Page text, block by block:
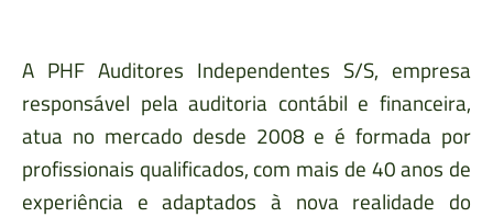
A PHF Auditores Independentes S/S, empresa
responsável pela auditoria contábil e financeira,
atua no mercado desde 2008 e é formada por
profissionais qualificados, com mais de 40 anos de
experiência e adaptados à nova realidade do